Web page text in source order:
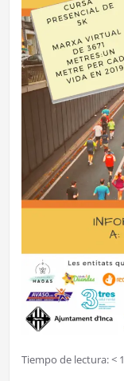
Tiempo de lectura:< 1